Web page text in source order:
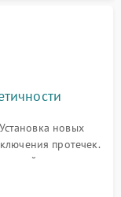
новых
протечек.
системы,
поплавка.